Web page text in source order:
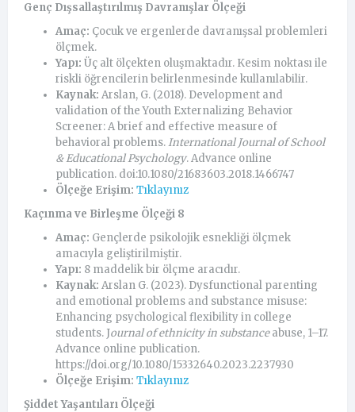
Genç Dışsallaştırılmış Davranışlar Ölçeği
Amaç: Çocuk ve ergenlerde davranışsal problemleri
ölçmek.
Yapı: Üç alt ölçekten oluşmaktadır. Kesim noktası ile
riskli öğrencilerin belirlenmesinde kullanılabilir.
Kaynak: Arslan, G. (2018). Development and
validation of the Youth Externalizing Behavior
Screener: A brief and effective measure of
behavioral problems.International Journal of School
& Educational Psychology. Advance online
publication. doi:10.1080/21683603.2018.1466747
Ölçeğe Erişim: Tıklayınız
Kaçınma ve Birleşme Ölçeği 8
Amaç: Gençlerde psikolojik esnekliği ölçmek
amacıyla geliştirilmiştir.
Yapı: 8 maddelik bir ölçme aracıdır.
Kaynak: Arslan G. (2023). Dysfunctional parenting
and emotional problems and substance misuse:
Enhancing psychological flexibility in college
students. Journal of ethnicity in substanceabuse, 1–17.
Advance online publication.
https://doi.org/10.1080/15332640.2023.2237930
Ölçeğe Erişim: Tıklayınız
Şiddet Yaşantıları Ölçeği